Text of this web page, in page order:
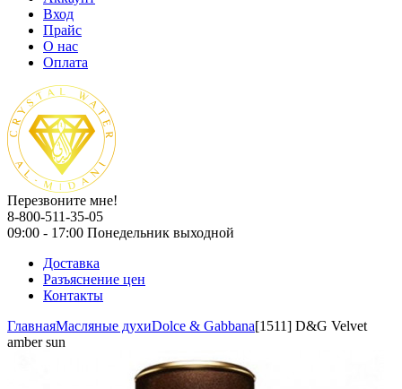
Вход
Прайс
О нас
Оплата
Перезвоните мне!
8-800-511-35-05
09:00 - 17:00 Понедельник выходной
Доставка
Разъяснение цен
Контакты
ГлавнаяМасляные духиDolce & Gabbana[1511] D&G Velvet
amber sun